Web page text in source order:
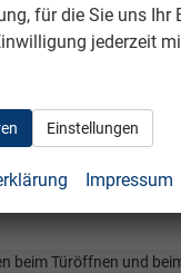
3D
für Modelle mit DSG
und
beim Türöffnen und
für die Sie uns Ihr
jederzeit
Einstellungen
Impressum